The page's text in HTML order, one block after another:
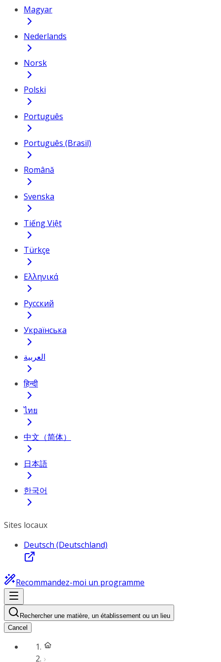
Magyar
Nederlands
Norsk
Polski
Português
Português (Brasil)
Română
Svenska
Tiếng Việt
Türkçe
Ελληνικά
Русский
Українська
العربية
हिन्दी
ไทย
中文（简体）
日本語
한국어
Sites locaux
Deutsch (Deutschland)
Recommandez-moi un programme
Rechercher une matière, un établissement ou un lieu
Cancel